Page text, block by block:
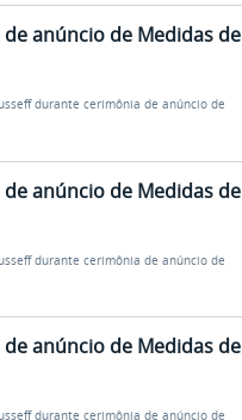
anúncio de Medidas de
durante cerimônia de anúncio de
anúncio de Medidas de
durante cerimônia de anúncio de
anúncio de Medidas de
durante cerimônia de anúncio de